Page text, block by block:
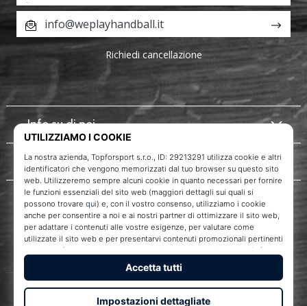
WePlayHandball.it
Info su di noi
Servizio clienti
info@weplayhandball.it
Richiedi cancellazione
Topforsport s. r. o., Dukelská třída 1666/106, Brno, 614 00